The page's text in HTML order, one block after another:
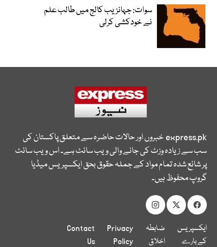
سوات: جہانزیب کالج میں طالب علم
نے خودکشی کرلی
express.pkخبروں اور حالات حاضرہ سے متعلق پاکستان کی
سب سے زیادہ وزٹ کی جانے والی ویب سائٹ ہے۔ اس ویب سائٹ
پر شائع شدہ تمام مواد کے جملہ حقوق بحق ایکسپریس میڈیا
گروپ محفوظ ہیں۔
ایکسپریس
کے بارے
ضابطہ
اخلاق
Privacy
Policy
Contact
Us